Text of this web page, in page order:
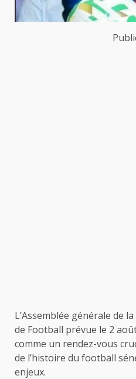
L’Assemblée générale de
de Football prévue le 2
comme un rendez-vous
de l’histoire du football
enjeux.